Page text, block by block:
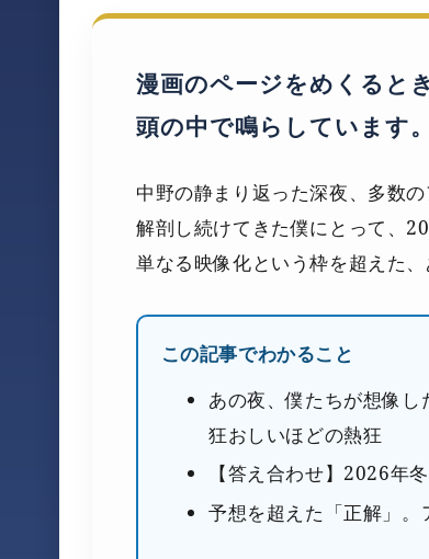
漫画のページをめくると
頭の中で鳴らしています。
中野の静まり返った深夜、多数
解剖し続けてきた僕にとって、
単なる映像化という枠を超えた
この記事でわかること
あの夜、僕たちが想像
狂おしいほどの熱狂
【答え合わせ】2026年
予想を超えた「正解」